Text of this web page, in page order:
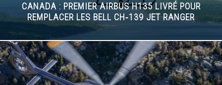
CANADA : PREMIER AIRBUS H135 LIVRÉ POUR
REMPLACER LES BELL CH‑139 JET RANGER